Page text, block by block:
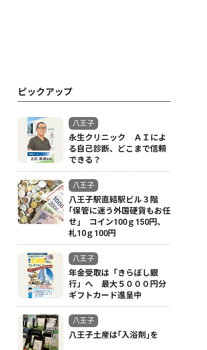
ピックアップ
八王子
永生クリニック ＡＩによ
る自己診断、どこまで信頼
できる？
八王子
八王子駅直結駅ビル３階
｢保管に迷う外国硬貨もお任
せ｣ コイン100ｇ150円、
札10ｇ100円
八王子
年金受取は「きらぼし銀
行」へ 最大５０００円分
ギフトカード進呈中
八王子
八王子土産は｢入浴剤｣を